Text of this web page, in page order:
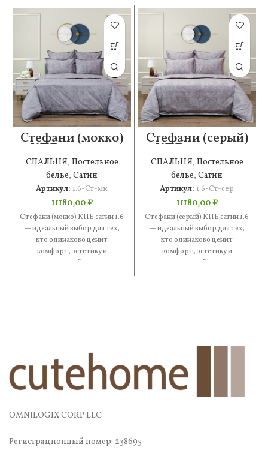
Стефани (мокко)
КПБ сатин 1.6
СПАЛЬНЯ, Постельное
белье, Сатин
Артикул: 1.6-Ст-мк
11180,00₽
Стефани (мокко) КПБ сатин 1.6
— идеальный выбор для тех,
кто одинаково ценит
комфорт, эстетику и
практичность. В составе —
Стефани (серый)
КПБ сатин 1.6
СПАЛЬНЯ, Постельное
белье, Сатин
Артикул: 1.6-Ст-сер
11180,00₽
Стефани (серый) КПБ сатин 1.6
— идеальный выбор для тех,
кто одинаково ценит
комфорт, эстетику и
практичность. В составе —
OMNILOGIX CORP LLC
Регистрационный номер: 238695